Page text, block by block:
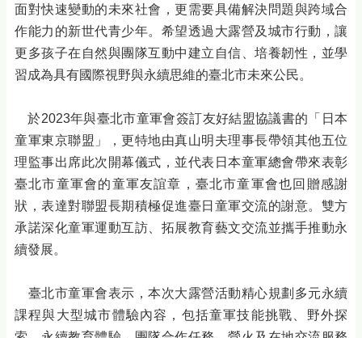
面對快速變動的未來社會，更需要具備解決問題與跨域合
作能力的新世代青少年。希望透過大露營及城市行動，讓
更多孩子在自然與團隊互動中建立自信、培養韌性，並學
習成為具有國際視野與永續思維的臺北市未來公民。
於2023年與臺北市童軍會簽訂友好結盟協議書的「日本
童軍東京聯盟」，更特地由真山明夫理事長帶領其他五位
理監事出席此次開幕儀式，並代表日本童軍總會帶來表彰
臺北市童軍會的童軍友誼章，臺北市童軍會也回贈感謝
狀，表達對聯盟長期積極促進臺日童軍交流的謝意。雙方
承諾深化童軍運動互訪、拓展教育藝文交流並攜手推動永
續發展。
臺北市童軍會表示，本次大露營活動精心規劃多元永續
課程與大型城市體驗內容，包括童軍技能挑戰、野外探